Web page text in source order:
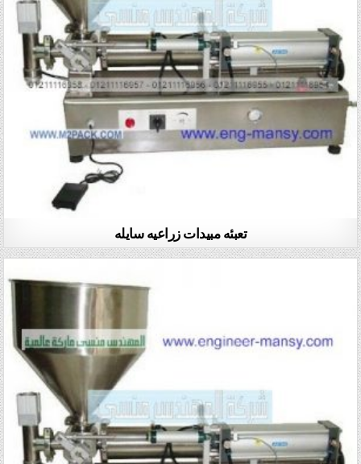
تعبئه مبيدات زراعيه سايله